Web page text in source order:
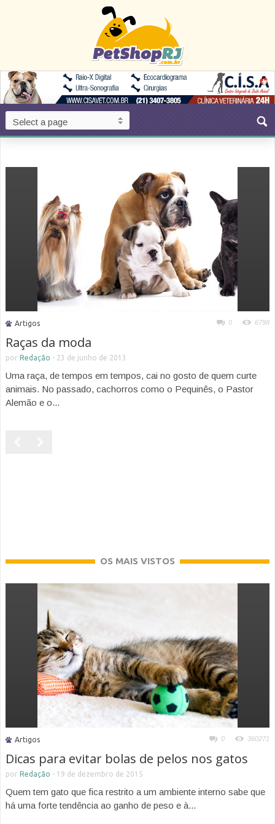
Artigos 0 6798
Raças da moda
por Redação - 23 de junho de 2013
Uma raça, de tempos em tempos, cai no gosto de quem curte
animais. No passado, cachorros como o Pequinês, o Pastor
Alemão e o...
OS MAIS VISTOS
Artigos 0 360271
Dicas para evitar bolas de pelos nos gatos
por Redação - 19 de dezembro de 2015
Quem tem gato que fica restrito a um ambiente interno sabe que
há uma forte tendência ao ganho de peso e à...